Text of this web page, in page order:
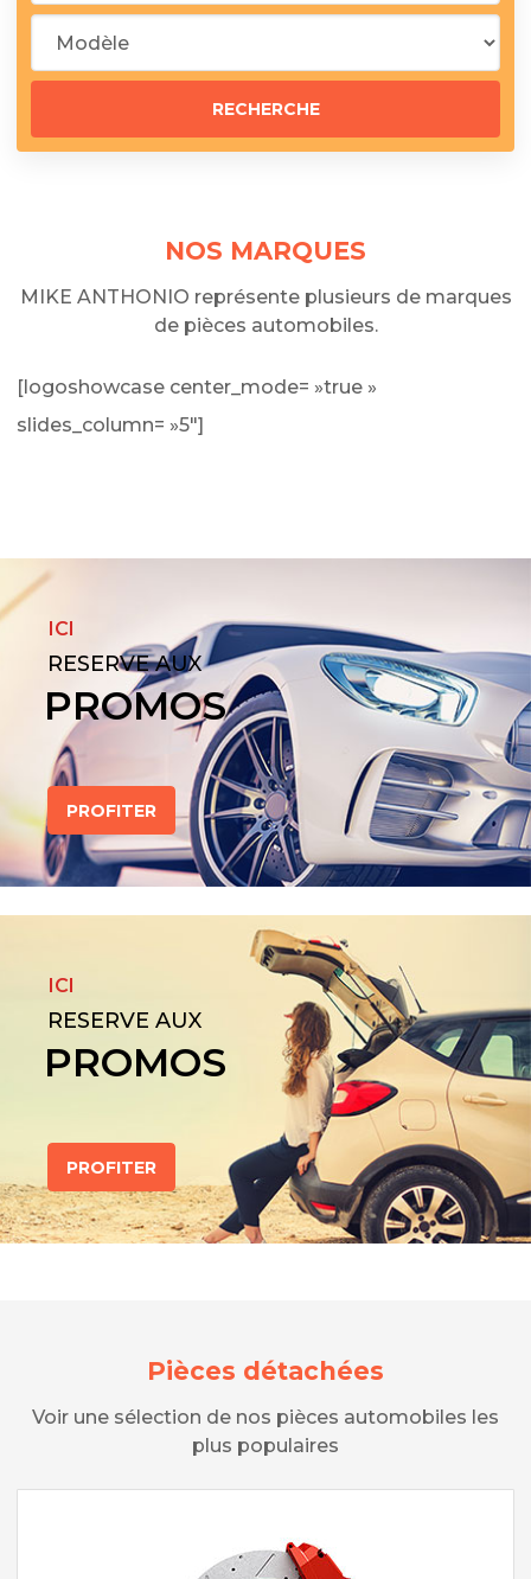
NOS MARQUES
MIKE ANTHONIO représente plusieurs de marques
de pièces automobiles.
[logoshowcase center_mode= »true »
slides_column= »5″]
ICI
RESERVE AUX
PROMOS
PROFITER
ICI
RESERVE AUX
PROMOS
PROFITER
Pièces détachées
Voir une sélection de nos pièces automobiles les
plus populaires